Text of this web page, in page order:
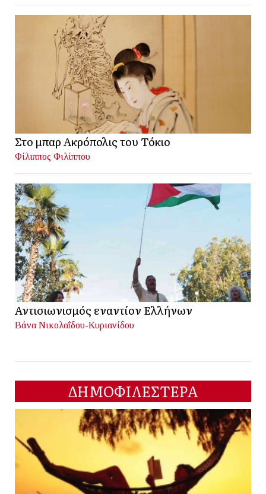
Στο μπαρ Ακρόπολις του Τόκιο
Φίλιππος Φιλίππου
Αντισιωνισμός εναντίον Ελλήνων
Βάνα Νικολαΐδου-Κυριανίδου
ΔΗΜΟΦΙΛΕΣΤΕΡΑ